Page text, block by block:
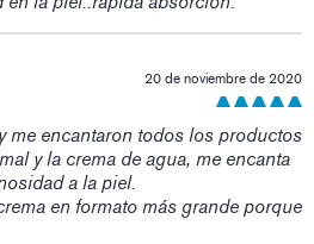
20 de noviembre de 2020
me encantaron todos los productos
y la crema de agua, me encanta
a la piel.
en formato más grande porque